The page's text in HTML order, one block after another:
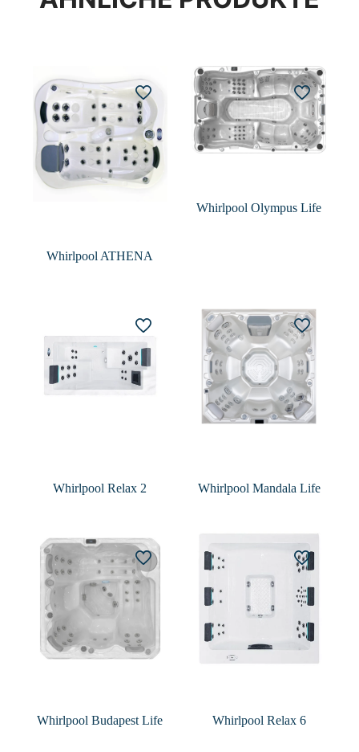
Whirlpool ATHENA
Whirlpool Olympus Life
Whirlpool Relax 2 Whirlpool Mandala Life
Whirlpool Budapest Life Whirlpool Relax 6